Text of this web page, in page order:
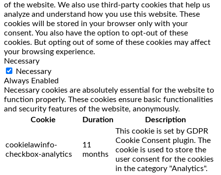
of the website. We also use third-party cookies that help us
analyze and understand how you use this website. These
cookies will be stored in your browser only with your
consent. You also have the option to opt-out of these
cookies. But opting out of some of these cookies may affect
your browsing experience.
Necessary
Necessary
Always Enabled
Necessary cookies are absolutely essential for the website to
function properly. These cookies ensure basic functionalities
and security features of the website, anonymously.
Cookie
Duration Description
cookielawinfo-
checkbox-analytics
11
months
This cookie is set by GDPR
Cookie Consent plugin. The
cookie is used to store the
user consent for the cookies
in the category "Analytics".